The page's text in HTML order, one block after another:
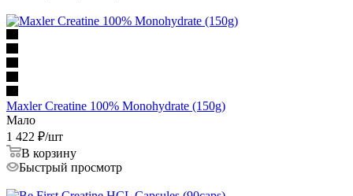
Maxler Creatine 100% Monohydrate (150g)
Мало
1 422 ₽/шт
В корзину
Быстрый просмотр